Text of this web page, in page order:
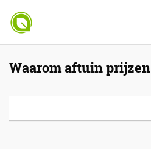
Waarom aftuin prijzen